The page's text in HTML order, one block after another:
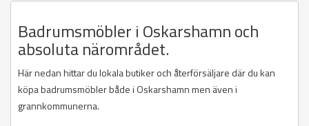
Badrumsmöbler i Oskarshamn och
absoluta närområdet.
Här nedan hittar du lokala butiker och återförsäljare där du kan
köpa badrumsmöbler både i Oskarshamn men även i
grannkommunerna.